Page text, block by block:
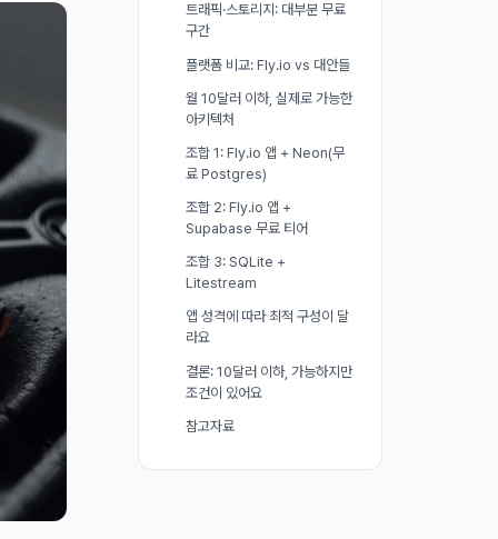
트래픽·스토리지: 대부분 무료
구간
플랫폼 비교: Fly.io vs 대안들
월 10달러 이하, 실제로 가능한
아키텍처
조합 1: Fly.io 앱 + Neon(무
료 Postgres)
조합 2: Fly.io 앱 +
Supabase 무료 티어
조합 3: SQLite +
Litestream
앱 성격에 따라 최적 구성이 달
라요
결론: 10달러 이하, 가능하지만
조건이 있어요
참고자료